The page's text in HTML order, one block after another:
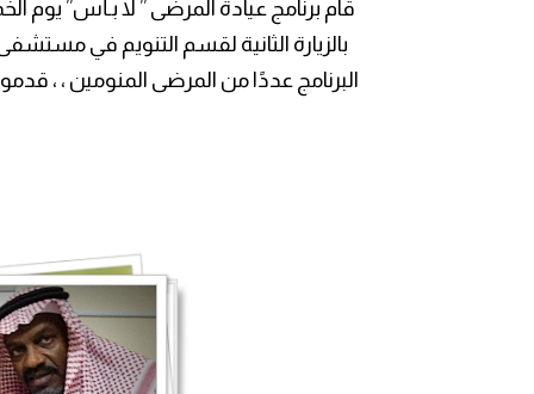
بالزيارة الثانية لقسم التنويم في
البرنامج عددًا من المرضى المنومين ، ،